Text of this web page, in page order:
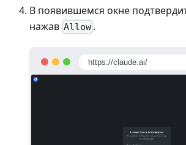
В появившемся окне
нажав Allow .
https://claude.ai/